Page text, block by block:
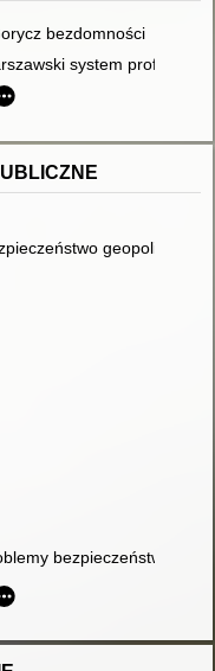
Brytanii
bezdomności
bezdomnych
system
polityki społecznej na
zmienia się świat? : od
geopolityczne
bezpieczeństwa
w XXI wieku